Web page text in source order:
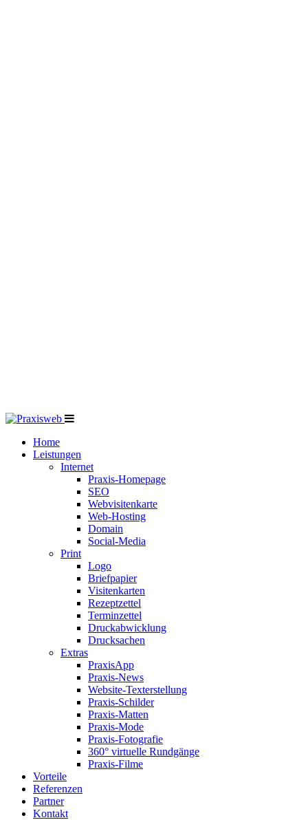
Home
Leistungen
Internet
Praxis-Homepage
SEO
Webvisitenkarte
Web-Hosting
Domain
Social-Media
Print
Logo
Briefpapier
Visitenkarten
Rezeptzettel
Terminzettel
Druckabwicklung
Drucksachen
Extras
PraxisApp
Praxis-News
Website-Texterstellung
Praxis-Schilder
Praxis-Matten
Praxis-Mode
Praxis-Fotografie
360° virtuelle Rundgänge
Praxis-Filme
Vorteile
Referenzen
Partner
Kontakt